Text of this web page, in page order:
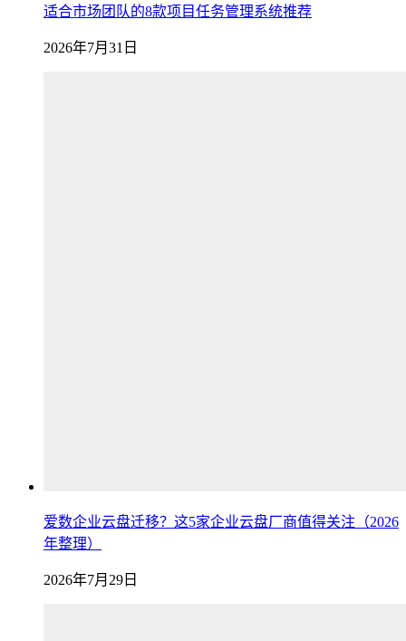
适合市场团队的8款项目任务管理系统推荐
2026年7月31日
爱数企业云盘迁移？这5家企业云盘厂商值得关注（2026
年整理）
2026年7月29日